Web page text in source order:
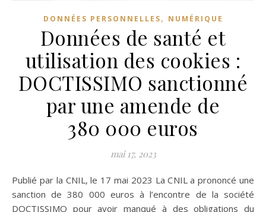
DONNÉES PERSONNELLES, NUMÉRIQUE
Données de santé et
utilisation des cookies :
DOCTISSIMO sanctionné
par une amende de
380 000 euros
mai 17, 2023
Publié par la CNIL, le 17 mai 2023 La CNIL a prononcé une
sanction de 380 000 euros à l’encontre de la société
DOCTISSIMO pour avoir manqué à des obligations du